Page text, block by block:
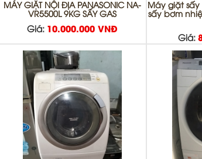
MÁY GIẶT NỘI ĐỊA PANASONIC NA-
VR5500L 9KG SẤY GAS
Giá: 10.000.000 VNĐ
Máy giặt sấy
sấy bơm
Giá: